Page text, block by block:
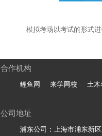
模拟考场以考试的形式
合作机构
鲤鱼网 来学网校 土木
公司地址
浦东公司：上海市浦东新